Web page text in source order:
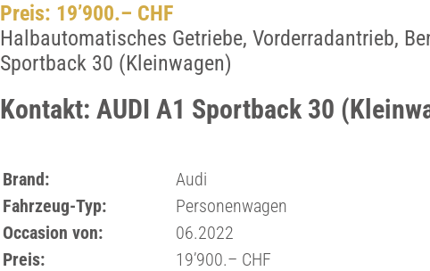
Preis: 19’900.– CHF
Halbautomatisches Getriebe, Vorderradantrieb,
Sportback 30 (Kleinwagen)
Kontakt: AUDI A1 Sportback 30
Brand:
Audi
Fahrzeug-Typ:
Personenwagen
Occasion von:
06.2022
Preis:
19’900.– CHF